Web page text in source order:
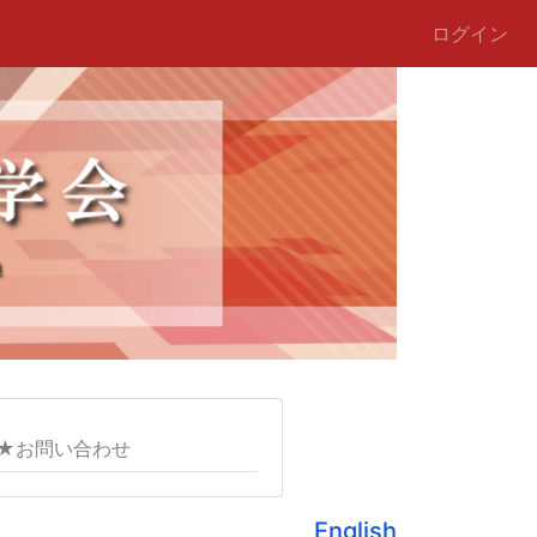
ログイン
お問い合わせ
English